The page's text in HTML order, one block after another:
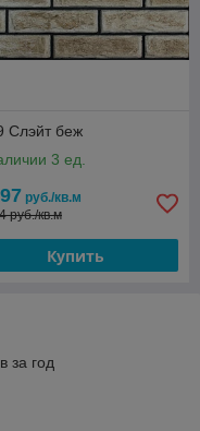
Слэйт беж
3 ед.
руб./кв.м
руб./кв.м
Купить
за год